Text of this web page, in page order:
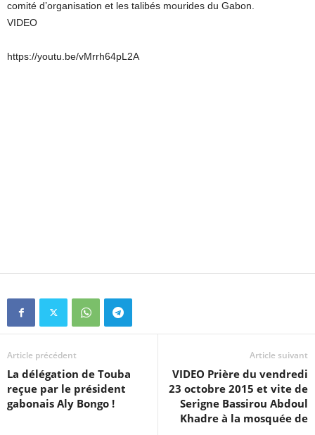
comité d’organisation et les talibés mourides du Gabon.
VIDEO
https://youtu.be/vMrrh64pL2A
Article précédent
La délégation de Touba
reçue par le président
gabonais Aly Bongo !
Article suivant
VIDEO Prière du vendredi
23 octobre 2015 et vite de
Serigne Bassirou Abdoul
Khadre à la mosquée de